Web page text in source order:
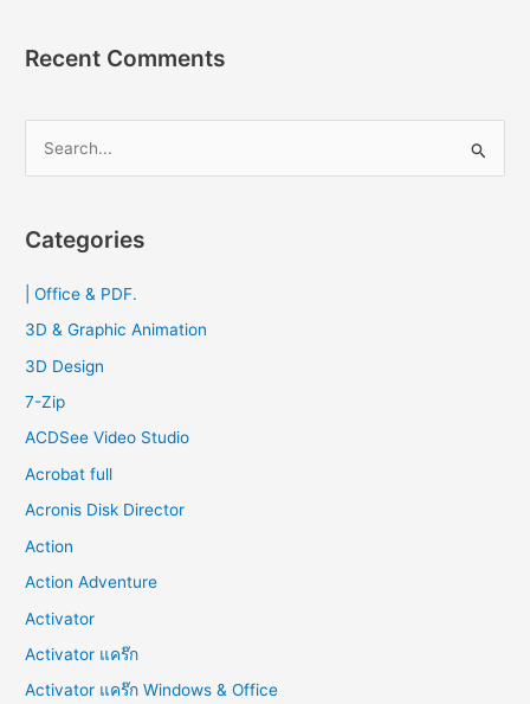
มือ
2023
Recent Comments
r
f
o
Categories
| Office & PDF.
3D & Graphic Animation
3D Design
7-Zip
ACDSee Video Studio
Acrobat full
Acronis Disk Director
Action
Action Adventure
Activator
Activator แคร๊ก
Activator แคร๊ก Windows & Office